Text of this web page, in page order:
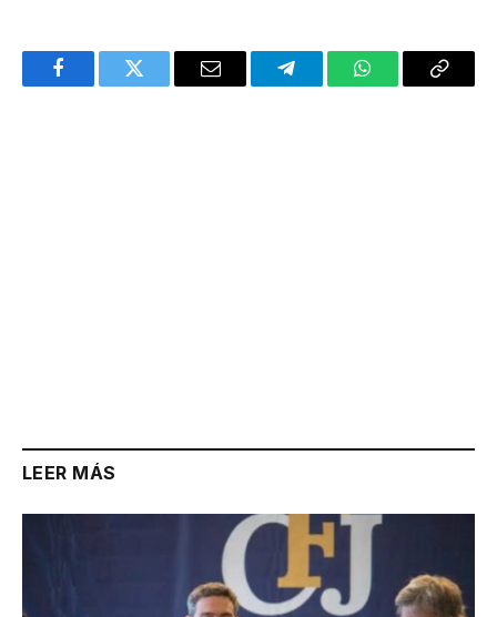
FacebookTwitter Email TelegramWhatsAppCopy
LEER MÁS